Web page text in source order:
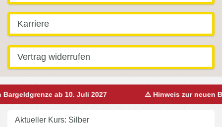
Karriere
Vertrag widerrufen
ab 10. Juli 2027 ⚠️ Hinweis zur neuen
Aktueller Kurs: Silber